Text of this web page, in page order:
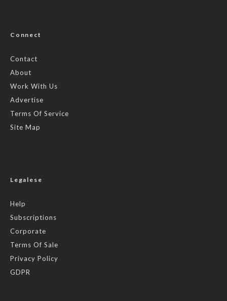
Connect
Contact
About
Work With Us
Advertise
Terms Of Service
Site Map
Legalese
Help
Subscriptions
Corporate
Terms Of Sale
Privacy Policy
GDPR